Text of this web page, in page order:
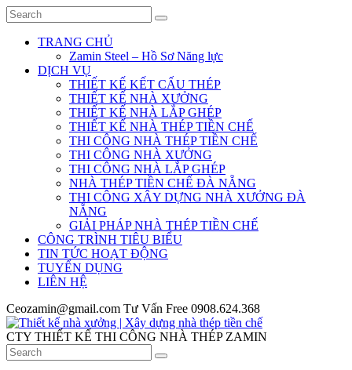
TRANG CHỦ
Zamin Steel – Hồ Sơ Năng lực
DỊCH VỤ
THIẾT KẾ KẾT CẤU THÉP
THIẾT KẾ NHÀ XƯỞNG
THIẾT KẾ NHÀ LẮP GHÉP
THIẾT KẾ NHÀ THÉP TIỀN CHẾ
THI CÔNG NHÀ THÉP TIỀN CHẾ
THI CÔNG NHÀ XƯỞNG
THI CÔNG NHÀ LẮP GHÉP
NHÀ THÉP TIỀN CHẾ ĐÀ NẴNG
THI CÔNG XÂY DỰNG NHÀ XƯỞNG ĐÀ
NẴNG
GIẢI PHÁP NHÀ THÉP TIỀN CHẾ
CÔNG TRÌNH TIÊU BIỂU
TIN TỨC HOẠT ĐỘNG
TUYỂN DỤNG
LIÊN HỆ
Ceozamin@gmail.com Tư Vấn Free 0908.624.368
CTY THIẾT KẾ THI CÔNG NHÀ THÉP ZAMIN